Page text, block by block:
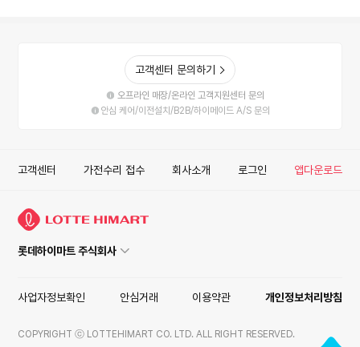
고객센터 문의하기
오프라인 매장/온라인 고객지원센터 문의
안심 케어/이전설치/B2B/하이메이드 A/S 문의
고객센터 가전수리 접수 회사소개 로그인 앱다운로드
롯데하이마트 주식회사
사업자정보확인 안심거래 이용약관 개인정보처리방침
COPYRIGHT ⓒ LOTTEHIMART CO. LTD. ALL RIGHT RESERVED.